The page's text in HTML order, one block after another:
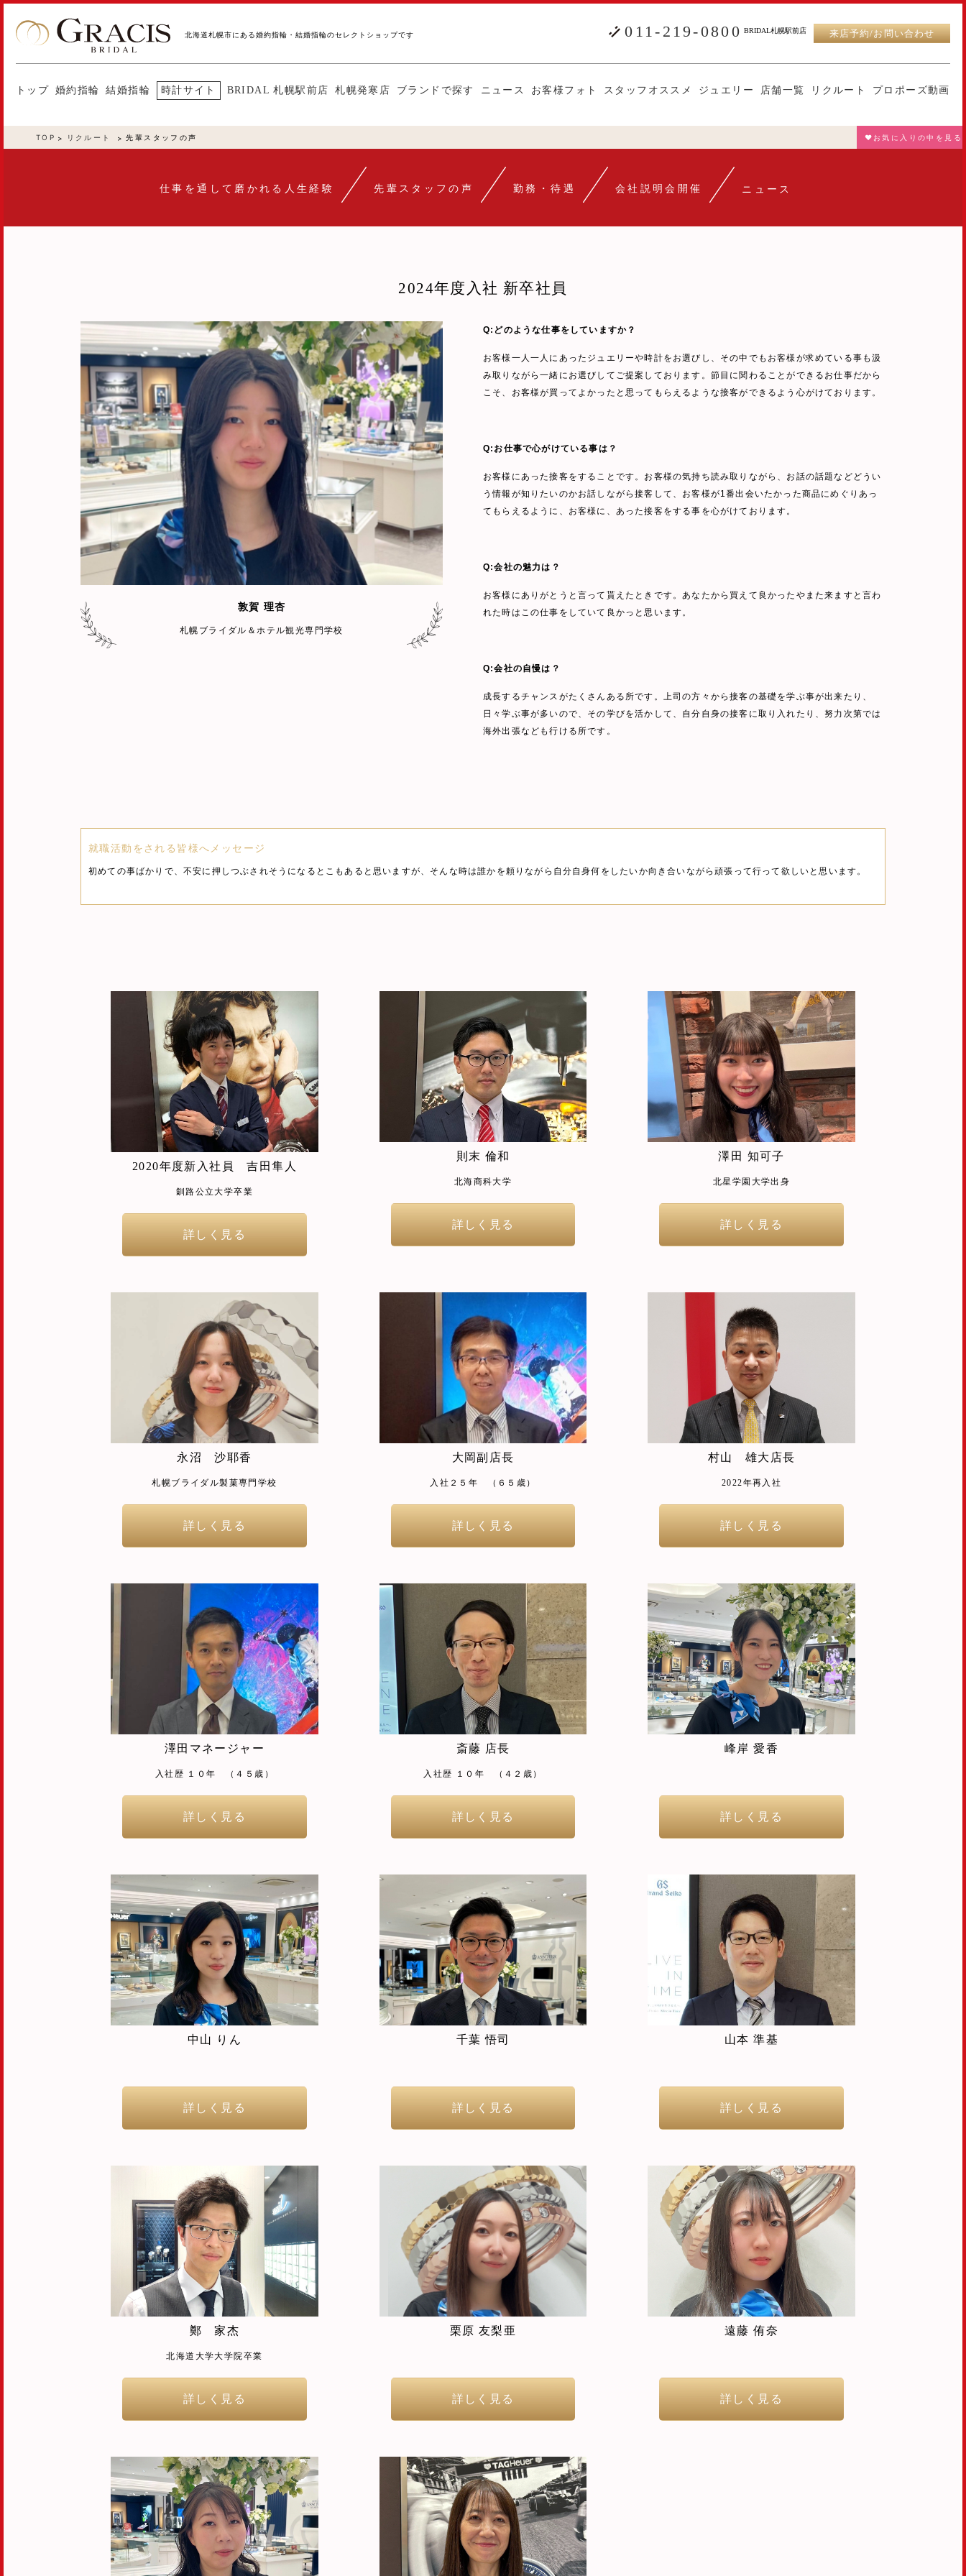
北海道札幌市にある婚約指輪・結婚指輪のセレクトショップです 011-219-0800 BRIDAL札幌駅前店 来店予約/お問い合わせ
トップ 婚約指輪 結婚指輪 時計サイト BRIDAL 札幌駅前店 札幌発寒店 ブランドで探す ニュース お客様フォト スタッフオススメ ジュエリー 店舗一覧 リクルート プロポーズ動画
TOP リクルート 先輩スタッフの声 ♥お気に入りの中を見る
仕事を通して磨かれる人生経験 先輩スタッフの声 勤務・待遇 会社説明会開催 ニュース
2024年度入社 新卒社員
敦賀 理杏
札幌ブライダル＆ホテル観光専門学校
Q:どのような仕事をしていますか？
お客様一人一人にあったジュエリーや時計をお選びし、その中でもお客様が求めている事も汲
み取りながら一緒にお選びしてご提案しております。節目に関わることができるお仕事だから
こそ、お客様が買ってよかったと思ってもらえるような接客ができるよう心がけております。
Q:お仕事で心がけている事は？
お客様にあった接客をすることです。お客様の気持ち読み取りながら、お話の話題などどうい
う情報が知りたいのかお話しながら接客して、お客様が1番出会いたかった商品にめぐりあっ
てもらえるように、お客様に、あった接客をする事を心がけております。
Q:会社の魅力は？
お客様にありがとうと言って貰えたときです。あなたから買えて良かったやまた来ますと言わ
れた時はこの仕事をしていて良かっと思います。
Q:会社の自慢は？
成長するチャンスがたくさんある所です。上司の方々から接客の基礎を学ぶ事が出来たり、
日々学ぶ事が多いので、その学びを活かして、自分自身の接客に取り入れたり、努力次第では
海外出張なども行ける所です。
就職活動をされる皆様へメッセージ
初めての事ばかりで、不安に押しつぶされそうになるとこもあると思いますが、そんな時は誰かを頼りながら自分自身何をしたいか向き合いながら頑張って行って欲しいと思います。
2020年度新入社員 吉田隼人
釧路公立大学卒業
詳しく見る
則末 倫和
北海商科大学
詳しく見る
澤田 知可子
北星学園大学出身
詳しく見る
永沼 沙耶香
札幌ブライダル製菓専門学校
詳しく見る
大岡副店長
入社２５年 （６５歳）
詳しく見る
村山 雄大店長
2022年再入社
詳しく見る
澤田マネージャー
入社歴 １０年 （４５歳）
詳しく見る
斎藤 店長
入社歴 １０年 （４２歳）
詳しく見る
峰岸 愛香
詳しく見る
中山 りん
詳しく見る
千葉 悟司
詳しく見る
山本 準基
詳しく見る
鄭 家杰
北海道大学大学院卒業
詳しく見る
栗原 友梨亜
詳しく見る
遠藤 侑奈
詳しく見る